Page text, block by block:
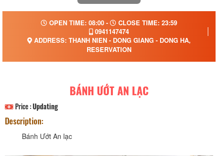
OPEN TIME: 08:00 -
CLOSE TIME: 23:59
0941147474
ADDRESS: THANH NIEN - DONG GIANG - DONG HA,
RESERVATION
BÁNH ƯỚT AN LẠC
Price :Updating
Description:
Bánh Ướt An lạc